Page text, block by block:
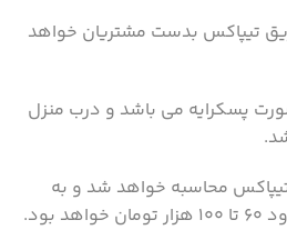
تیپاکس بدست مشتریان خواهد
پسکرایه می باشد و درب منزل
محاسبه خواهد شد و به